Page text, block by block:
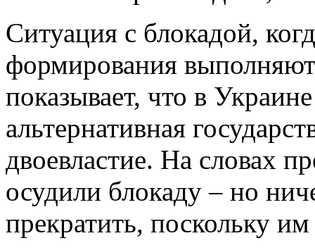
Ситуация с блокадой,
формирования
показывает, что в
альтернативная
двоевластие. На словах
осудили блокаду – но
прекратить, поскольку